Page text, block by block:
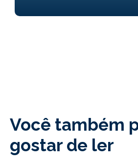
Você também
gostar de ler